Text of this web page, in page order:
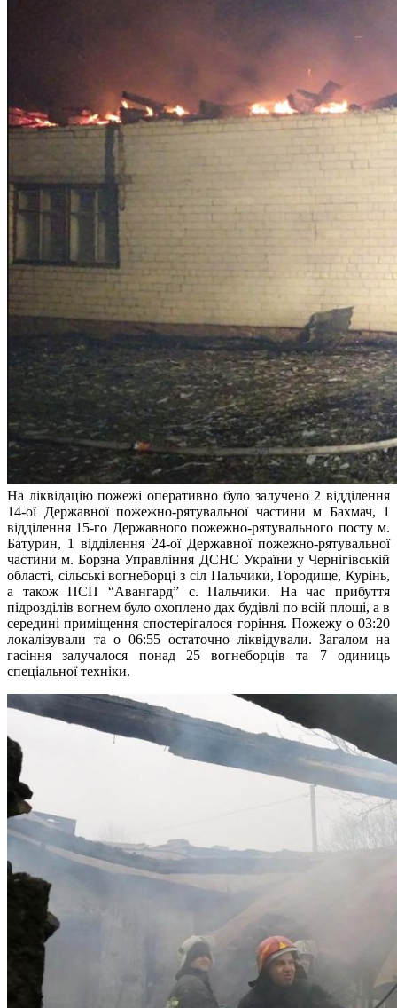
На ліквідацію пожежі оперативно було залучено 2 відділення
14-ої Державної пожежно-рятувальної частини м Бахмач, 1
відділення 15-го Державного пожежно-рятувального посту м.
Батурин, 1 відділення 24-ої Державної пожежно-рятувальної
частини м. Борзна Управління ДСНС України у Чернігівській
області, сільські вогнеборці з сіл Пальчики, Городище, Курінь,
а також ПСП “Авангард” с. Пальчики. На час прибуття
підрозділів вогнем було охоплено дах будівлі по всій площі, а в
середині приміщення спостерігалося горіння. Пожежу о 03:20
локалізували та о 06:55 остаточно ліквідували. Загалом на
гасіння залучалося понад 25 вогнеборців та 7 одиниць
спеціальної техніки.